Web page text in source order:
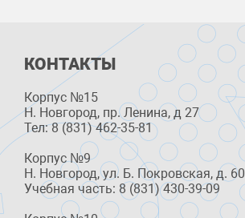
КОНТАКТЫ
Корпус №15
Н. Новгород, пр. Ленина, д 27
Тел: 8 (831) 462-35-81
Корпус №9
Н. Новгород, ул. Б. Покровская, д. 60
Учебная часть: 8 (831) 430-39-09